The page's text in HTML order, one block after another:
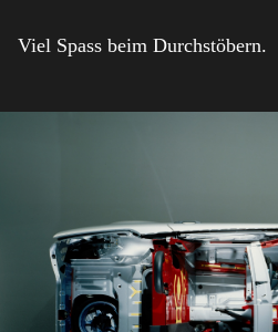
Viel Spass beim Durchstöbern.